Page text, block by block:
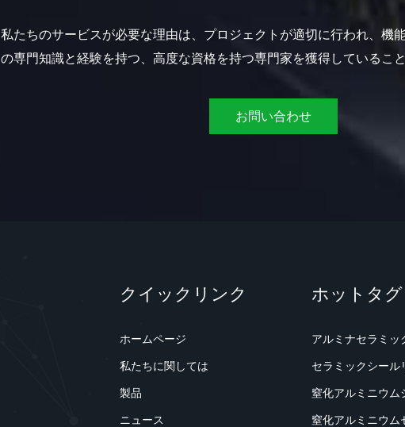
私たちのサービスが必要な理由は、プロジェクトが適切に行われ、機
の専門知識と経験を持つ、高度な資格を持つ専門家を獲得しているこ
お問い合わせ
クイックリンク
ホームページ
私たちに関しては
製品
ニュース
ホットタグ
アルミナセラミッ
セラミックシール
窒化アルミニウム
窒化アルミニウム